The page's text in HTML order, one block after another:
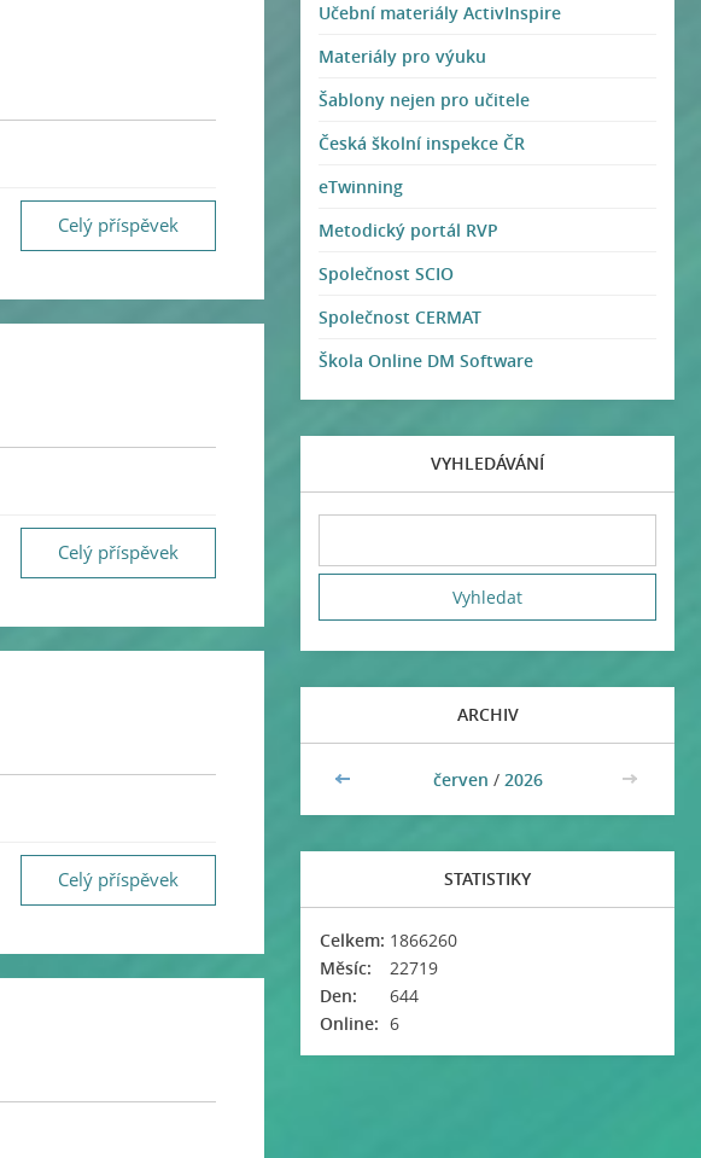
Celý příspěvek
Celý příspěvek
Celý příspěvek
Učební materiály ActivInspire
Materiály pro výuku
Šablony nejen pro učitele
Česká školní inspekce ČR
eTwinning
Metodický portál RVP
Společnost SCIO
Společnost CERMAT
Škola Online DM Software
VYHLEDÁVÁNÍ
ARCHIV
<< červen / 2026 >>
STATISTIKY
Online: 6
Celkem: 1866260
Měsíc:
22719
Den:
644